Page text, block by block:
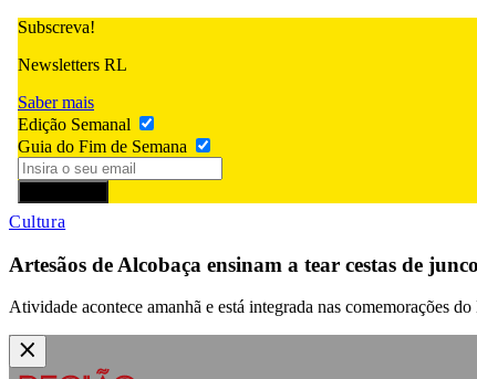
Subscreva!
Newsletters RL
Saber mais
Edição Semanal
Guia do Fim de Semana
Cultura
Artesãos de Alcobaça ensinam a tear cestas de junco
Atividade acontece amanhã e está integrada nas comemorações